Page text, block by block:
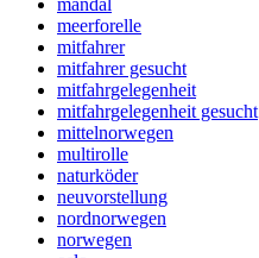
mandal
meerforelle
mitfahrer
mitfahrer gesucht
mitfahrgelegenheit
mitfahrgelegenheit gesucht
mittelnorwegen
multirolle
naturköder
neuvorstellung
nordnorwegen
norwegen